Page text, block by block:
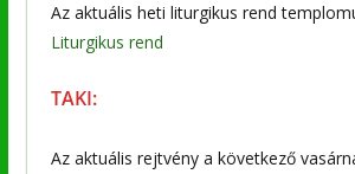
Az aktuális heti liturgikus rend
Liturgikus rend
TAKI:
Az aktuális rejtvény a következő